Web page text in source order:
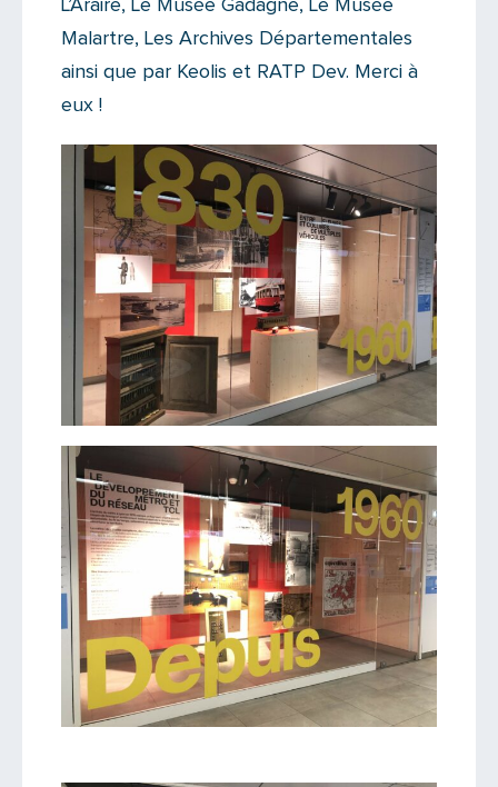
L’Araire, Le Musée Gadagne, Le Musée
Malartre, Les Archives Départementales
ainsi que par Keolis et RATP Dev. Merci à
eux !